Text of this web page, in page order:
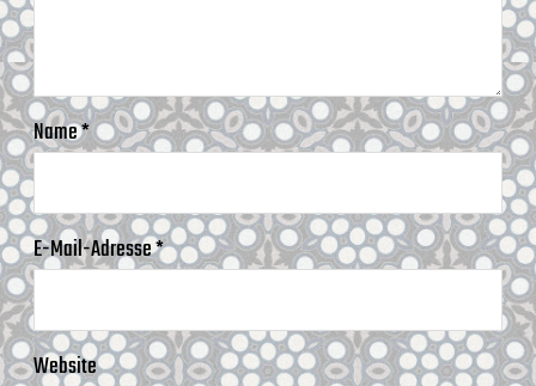
Name*
E-Mail-Adresse*
Website